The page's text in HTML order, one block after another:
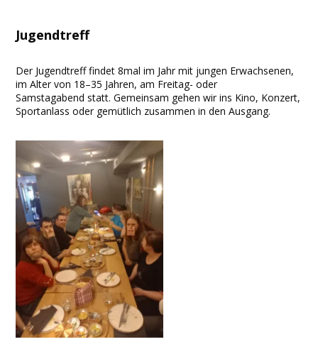
Jugendtreff
Der Jugendtreff findet 8mal im Jahr mit jungen Erwachsenen,
im Alter von 18–35 Jahren, am Freitag- oder
Samstagabend statt. Gemeinsam gehen wir ins Kino, Konzert,
Sportanlass oder gemütlich zusammen in den Ausgang.